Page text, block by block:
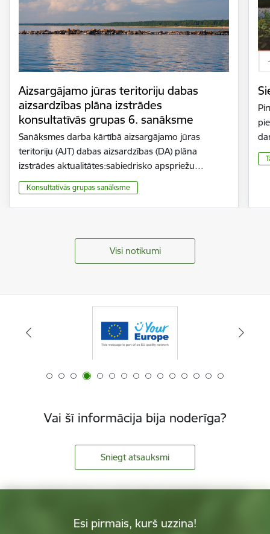
Aizsargājamo jūras teritoriju dabas
aizsardzības plāna izstrādes
konsultatīvās grupas 6. sanāksme
Sanāksmes darba kārtībā aizsargājamo jūras
teritoriju (AJT) dabas aizsardzības (DA) plāna
izstrādes aktualitātes:sabiedrisko apspriežu…
Konsultatīvās grupas sanāksme
Visi notikumi
Vai šī informācija bija noderīga?
Sniegt atsauksmi
Esi pirmais, kurš uzzina!